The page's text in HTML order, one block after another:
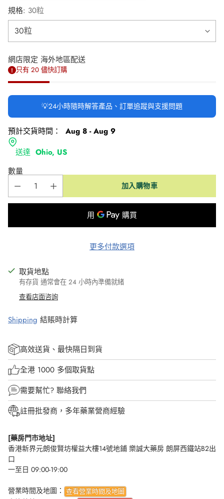
規格: 30粒
網店限定 海外地區配送
只有 20 儘快訂購
💡24小時隨時解答產品、訂單追蹤與支援問題
預計交貨時間：
Aug 8 - Aug 9
送達 Ohio, US
數量
加入購物車
更多付款選項
取貨地點
有存貨 通常會在 24 小時內準備就緒
查看店面咨詢
Shipping 結賬時計算
高效送貨、最快隔日到貨
全港 1000 多個取貨點
需要幫忙? 聯絡我們
註冊批發商，多年藥業營商經驗
[藥房門市地址]
香港新界元朗俊賢坊權益大樓14號地鋪 樂誠大藥房 朗屏西鐵站B2出
口
一至日 09:00-19:00
營業時間及地圖： 查看營業時間及地圖